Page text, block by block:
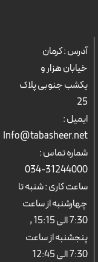
آدرس : کرمان
خیابان هزار و
یکشب جنوبی پلاک
25
ایمیل :
Info@tabasheer.net
شماره تماس :
31244000-034
ساعت کاری : شنبه تا
چهارشنبه از ساعت
7:30 الی 15:15 ,
پنجشنبه از ساعت
7:30 الی 12:45